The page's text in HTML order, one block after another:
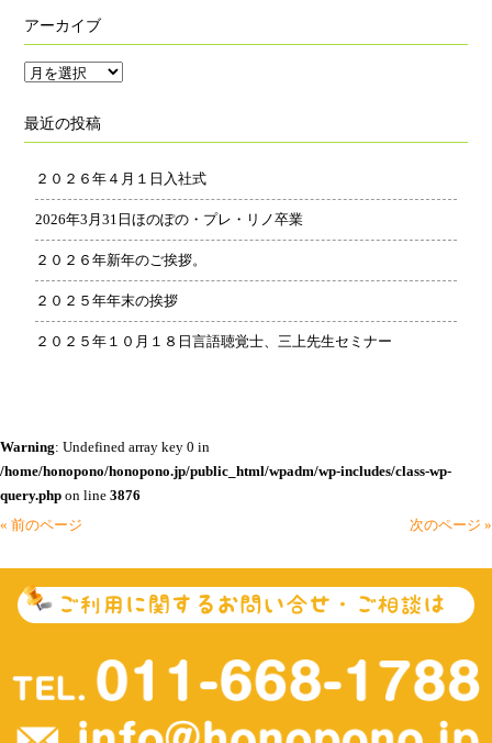
アーカイブ
ア
カ
最近の投稿
２０２６年４月１日入社式
2026年3月31日ほのぽの・プレ・リノ卒業
２０２６年新年のご挨拶。
２０２５年年末の挨拶
２０２５年１０月１８日言語聴覚士、三上先生セミナー
Warning: Undefined array key 0 in
/home/honopono/honopono.jp/public_html/wpadm/wp-includes/class-wp-
query.php on line 3876
« 前のページ
次のページ »